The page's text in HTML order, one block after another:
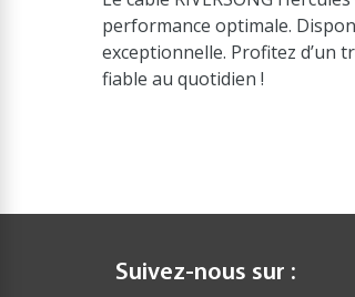
performance optimale.
exceptionnelle. Profitez d’un
fiable au quotidien !
Suivez-nous sur :